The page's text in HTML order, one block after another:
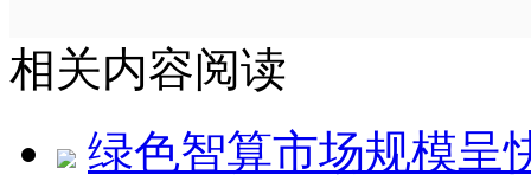
相关内容阅读
绿色智算市场规模呈